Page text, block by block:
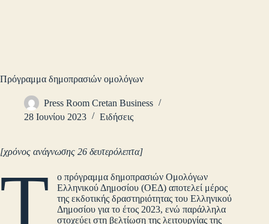
Πρόγραμμα δημοπρασιών ομολόγων
Press Room Cretan Business
28 Ιουνίου 2023
Ειδήσεις
[χρόνος ανάγνωσης 26 δευτερόλεπτα]
Τ
ο πρόγραμμα δημοπρασιών Ομολόγων
Ελληνικού Δημοσίου (ΟΕΔ) αποτελεί μέρος
της εκδοτικής δραστηριότητας του Ελληνικού
Δημοσίου για το έτος 2023, ενώ παράλληλα
στοχεύει στη βελτίωση της λειτουργίας της